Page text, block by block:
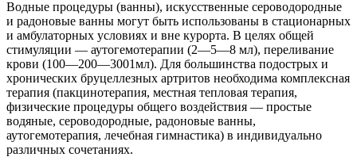
Водные процедуры (ванны), искусственные сероводородные
и радоновые ванны могут быть использованы в стационарных
и амбулаторных условиях и вне курорта. В целях общей
стимуляции — аутогемотерапии (2—5—8 мл), переливание
крови (100—200—3001мл). Для большинства подострых и
хронических бруцеллезных артритов необходима комплексная
терапия (пакцинотерапия, местная тепловая терапия,
физические процедуры общего воздействия — простые
водяные, сероводородные, радоновые ванны,
аутогемотерапия, лечебная гимнастика) в индивидуально
различных сочетаниях.